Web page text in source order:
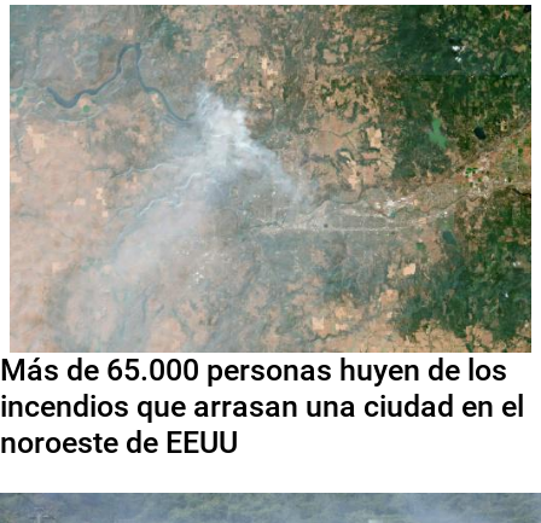
Más de 65.000 personas huyen de los
incendios que arrasan una ciudad en el
noroeste de EEUU